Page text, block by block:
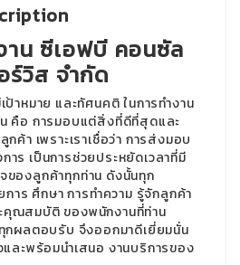
น ซีเอฟบี คอนซัล
ร์วิส จำกัด
ป้าหมาย และทัศนคติ ในการทำงาน
คือ การมอบแต่สิ่งที่ดีที่สุดและ
ค้า เพราะเราเชื่อว่า การส่งมอบ
ร เป็นการช่วยประหยัดเวลาที่มี
ของลูกค้าทุกท่าน ดังนั้นทุก
การ ศึกษา การทำความ รู้จักลูกค้า
ณสมบัติ ของพนักงานที่ท่าน
กผลตอบรับ จึงออกมาดีเยี่ยมนั่น
และพร้อมนำเสนอ งานบริการของ